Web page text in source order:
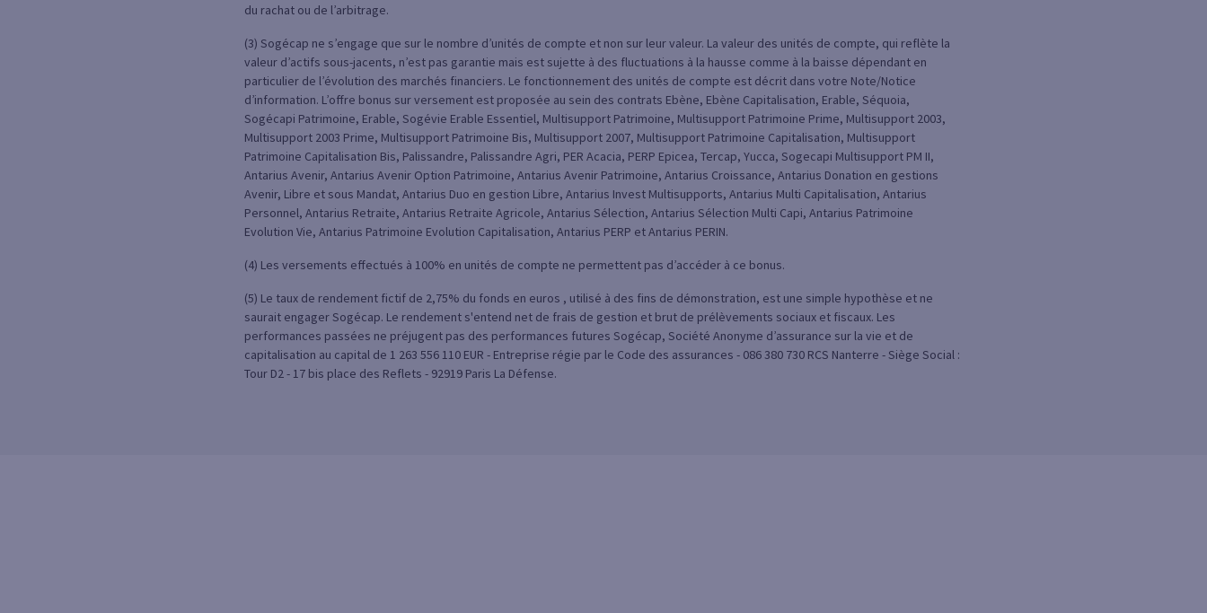
du rachat ou de l’arbitrage.
(3) Sogécap ne s’engage que sur le nombre d’unités de compte et non sur leur valeur. La valeur des unités de compte, qui reflète la
valeur d’actifs sous-jacents, n’est pas garantie mais est sujette à des fluctuations à la hausse comme à la baisse dépendant en
particulier de l’évolution des marchés financiers. Le fonctionnement des unités de compte est décrit dans votre Note/Notice
d’information. L’offre bonus sur versement est proposée au sein des contrats Ebène, Ebène Capitalisation, Erable, Séquoia,
Sogécapi Patrimoine, Erable, Sogévie Erable Essentiel, Multisupport Patrimoine, Multisupport Patrimoine Prime, Multisupport 2003,
Multisupport 2003 Prime, Multisupport Patrimoine Bis, Multisupport 2007, Multisupport Patrimoine Capitalisation, Multisupport
Patrimoine Capitalisation Bis, Palissandre, Palissandre Agri, PER Acacia, PERP Epicea, Tercap, Yucca, Sogecapi Multisupport PM II,
Antarius Avenir, Antarius Avenir Option Patrimoine, Antarius Avenir Patrimoine, Antarius Croissance, Antarius Donation en gestions
Avenir, Libre et sous Mandat, Antarius Duo en gestion Libre, Antarius Invest Multisupports, Antarius Multi Capitalisation, Antarius
Personnel, Antarius Retraite, Antarius Retraite Agricole, Antarius Sélection, Antarius Sélection Multi Capi, Antarius Patrimoine
Evolution Vie, Antarius Patrimoine Evolution Capitalisation, Antarius PERP et Antarius PERIN.
(4) Les versements effectués à 100% en unités de compte ne permettent pas d’accéder à ce bonus.
(5) Le taux de rendement fictif de 2,75% du fonds en euros , utilisé à des fins de démonstration, est une simple hypothèse et ne
saurait engager Sogécap. Le rendement s'entend net de frais de gestion et brut de prélèvements sociaux et fiscaux. Les
performances passées ne préjugent pas des performances futures Sogécap, Société Anonyme d’assurance sur la vie et de
capitalisation au capital de 1 263 556 110 EUR - Entreprise régie par le Code des assurances - 086 380 730 RCS Nanterre - Siège Social :
Tour D2 - 17 bis place des Reflets - 92919 Paris La Défense.